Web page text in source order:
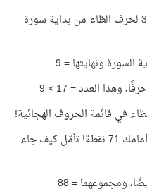
حرف الظاء في (أَعْظَمُ) هو التكرار رقم 3 لحرف الظاء من بداية سورة
ونهايتها = 9
عدد النقاط على حروف هذه الآية التي أمامك 71 نقطة! تأمّل كيف جاء